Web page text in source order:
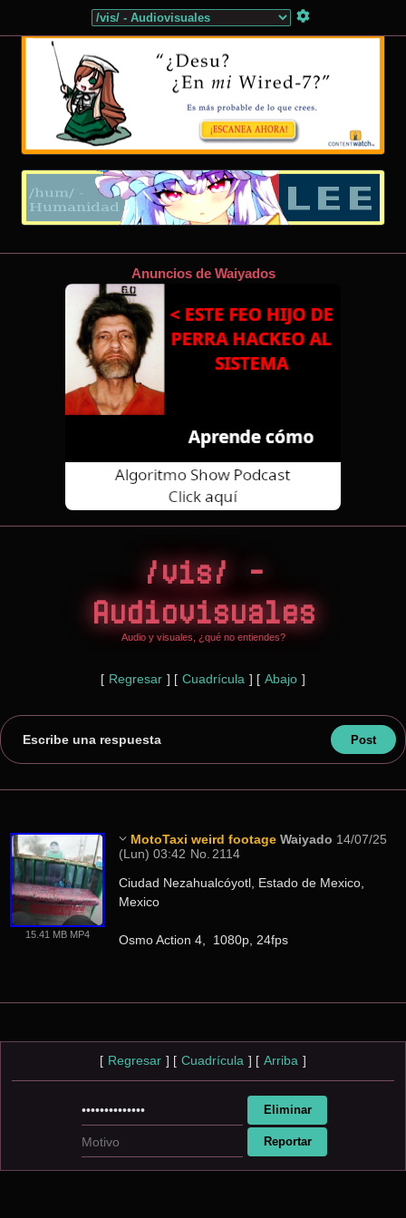
Anuncios de Waiyados
/vis/ -
Audiovisuales
Audio y visuales, ¿qué no entiendes?
[ Regresar ] [ Cuadrícula ] [ Abajo ]
Escribe una respuesta
15.41 MB MP4
MotoTaxi weird footage Waiyado 14/07/25
(Lun) 03:42 No. 2114
Ciudad Nezahualcóyotl, Estado de Mexico,
Mexico
Osmo Action 4,  1080p, 24fps
[ Regresar ] [ Cuadrícula ] [ Arriba ]